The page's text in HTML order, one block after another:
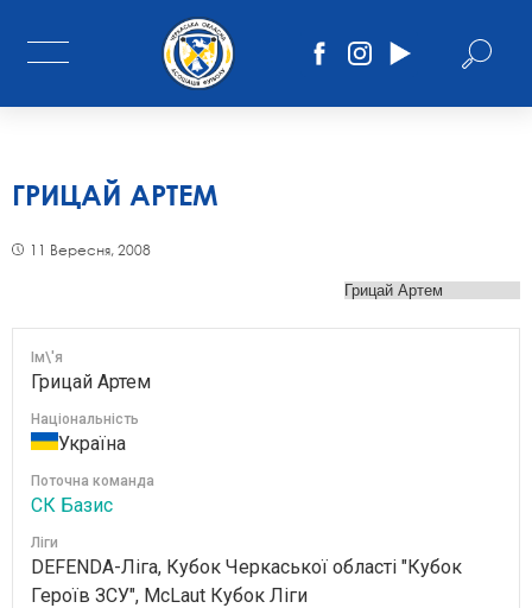
ГРИЦАЙ АРТЕМ
11 Вересня, 2008
Ім\'я
Грицай Артем
Національність
Україна
Поточна команда
СК Базис
Ліги
DEFENDA-Ліга, Кубок Черкаської області "Кубок
Героїв ЗСУ", McLaut Кубок Ліги